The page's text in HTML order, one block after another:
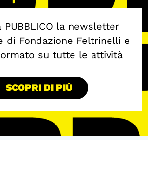
PUBBLICO la newsletter
di Fondazione Feltrinelli e
su tutte le attività
SCOPRI DI PIÙ